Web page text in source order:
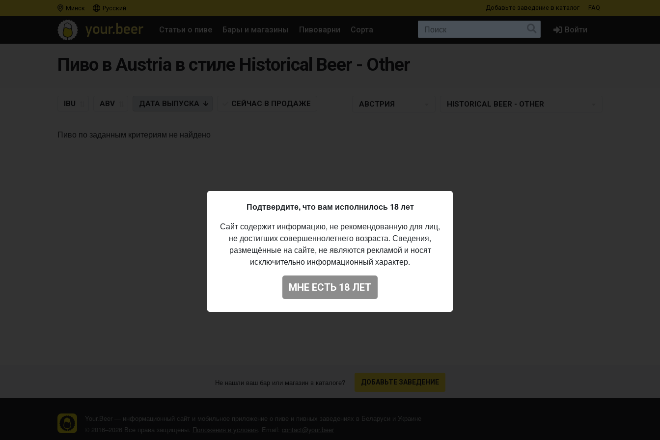
Минск Русский Добавьте заведение в каталог FAQ
Статьи о пиве Бары и магазины Пивоварни Сорта Войти
Пиво в Austria в стиле Historical Beer - Other
IBU ABV ДАТА ВЫПУСКА СЕЙЧАС В ПРОДАЖЕ АВСТРИЯ HISTORICAL BEER - OTHER
Пиво по заданным критериям не найдено
Не нашли ваш бар или магазин в каталоге? ДОБАВЬТЕ ЗАВЕДЕНИЕ
Your.Beer — информационный сайт и мобильное приложение о пиве и пивных заведениях в Беларуси и Украине
© 2016–2026 Все права защищены. Положения и условия. Email: contact@your.beer
Подтвердите, что вам исполнилось 18 лет
Сайт содержит информацию, не рекомендованную для лиц,
не достигших совершеннолетнего возраста. Сведения,
размещённые на сайте, не являются рекламой и носят
исключительно информационный характер.
МНЕ ЕСТЬ 18 ЛЕТ